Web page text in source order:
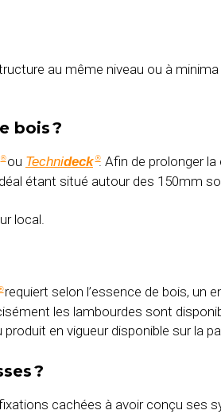
au même niveau ou à minima
bois ?
®ou Technideck ®. Afin de prolonger
étant situé autour des 150mm
local.
requiert selon l’essence de bois, un
les lambourdes sont
produit en vigueur disponible sur la
?
cachées à avoir conçu ses